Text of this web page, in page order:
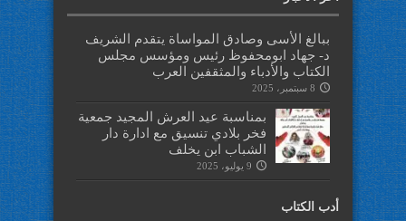
ببالغ الأسى وصادق المواساة يتقدم الشريف
د- جهاد ابومحفوظ رئيس ومؤسس مجلس
الكتاب والأدباء والمثقفين العرب
8 سبتمبر، 2025
بمناسبة عيد العرش المجيد جمعية
فخر بلادي تنسيق مع ادارة دار
الشباب ابن يخلف
9 يوليو، 2025
أدب الكتاب